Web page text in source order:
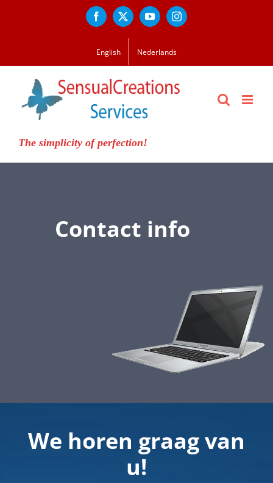
Facebook
X YouTubeInstagram
English Nederlands
The simplicity of perfection!
Contact info
We horen graag van
u!